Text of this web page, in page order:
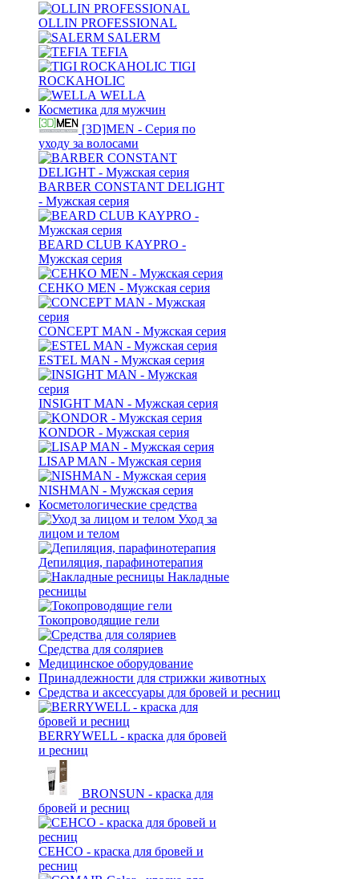
OLLIN PROFESSIONAL
SALERM
TEFIA
TIGI
ROCKAHOLIC
WELLA
Косметика для мужчин
[3D]MEN - Серия по
уходу за волосами
BARBER CONSTANT DELIGHT
- Мужская серия
BEARD CLUB KAYPRO -
Мужская серия
CEHKO MEN - Мужская серия
CONCEPT MAN - Мужская серия
ESTEL MAN - Мужская серия
INSIGHT MAN - Мужская серия
KONDOR - Мужская серия
LISAP MAN - Мужская серия
NISHMAN - Мужская серия
Косметологические средства
Уход за
лицом и телом
Депиляция, парафинотерапия
Накладные
ресницы
Токопроводящие гели
Средства для соляриев
Медицинское оборудование
Принадлежности для стрижки животных
Средства и аксессуары для бровей и ресниц
BERRYWELL - краска для бровей
и ресниц
BRONSUN - краска для
бровей и ресниц
CEHCO - краска для бровей и
ресниц